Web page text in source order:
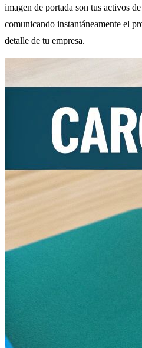
imagen de portada son tus activos
comunicando instantáneamente el
detalle de tu empresa.